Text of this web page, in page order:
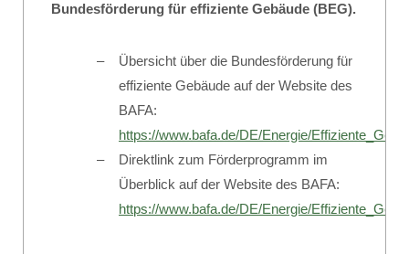
Bundesförderung für effiziente Gebäude (BEG).
Übersicht über die Bundesförderung für
effiziente Gebäude auf der Website des
BAFA:
https://www.bafa.de/DE/Energie/
Direktlink zum Förderprogramm im
Überblick auf der Website des BAFA:
https://www.bafa.de/DE/Energie/